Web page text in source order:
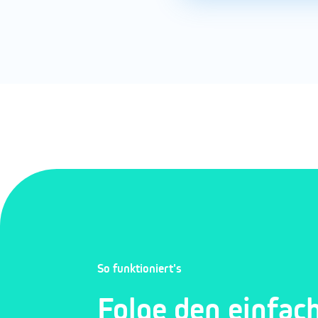
So funktioniert's
Folge den